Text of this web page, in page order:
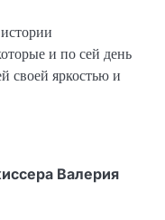
и по сей день
своей яркостью и
Валерия